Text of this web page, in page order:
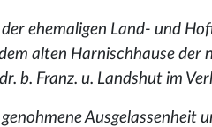
ehemaligen Land- und
alten Harnischhause der
b. Franz. u. Landshut im
Ausgelassenheit